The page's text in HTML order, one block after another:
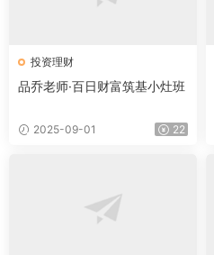
投资理财
品乔老师·百日财富筑基小灶班
2025-09-01 22